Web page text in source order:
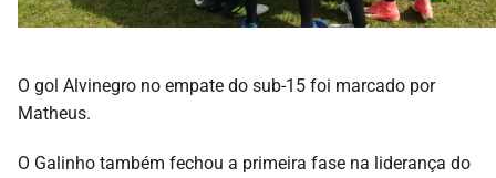
O gol Alvinegro no empate do sub-15 foi marcado por
Matheus.
O Galinho também fechou a primeira fase na liderança do